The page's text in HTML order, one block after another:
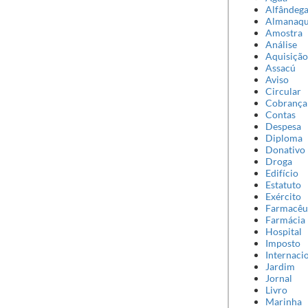
Alfândega
Amostra
Análise
Aquisição
Assacú
Aviso
Circular
Cobrança
Contas
Despesa
Diploma
Donativo
Droga
Edifício
Estatuto
Exército
Farmácia
Hospital
Imposto
Jardim
Jornal
Livro
Marinha